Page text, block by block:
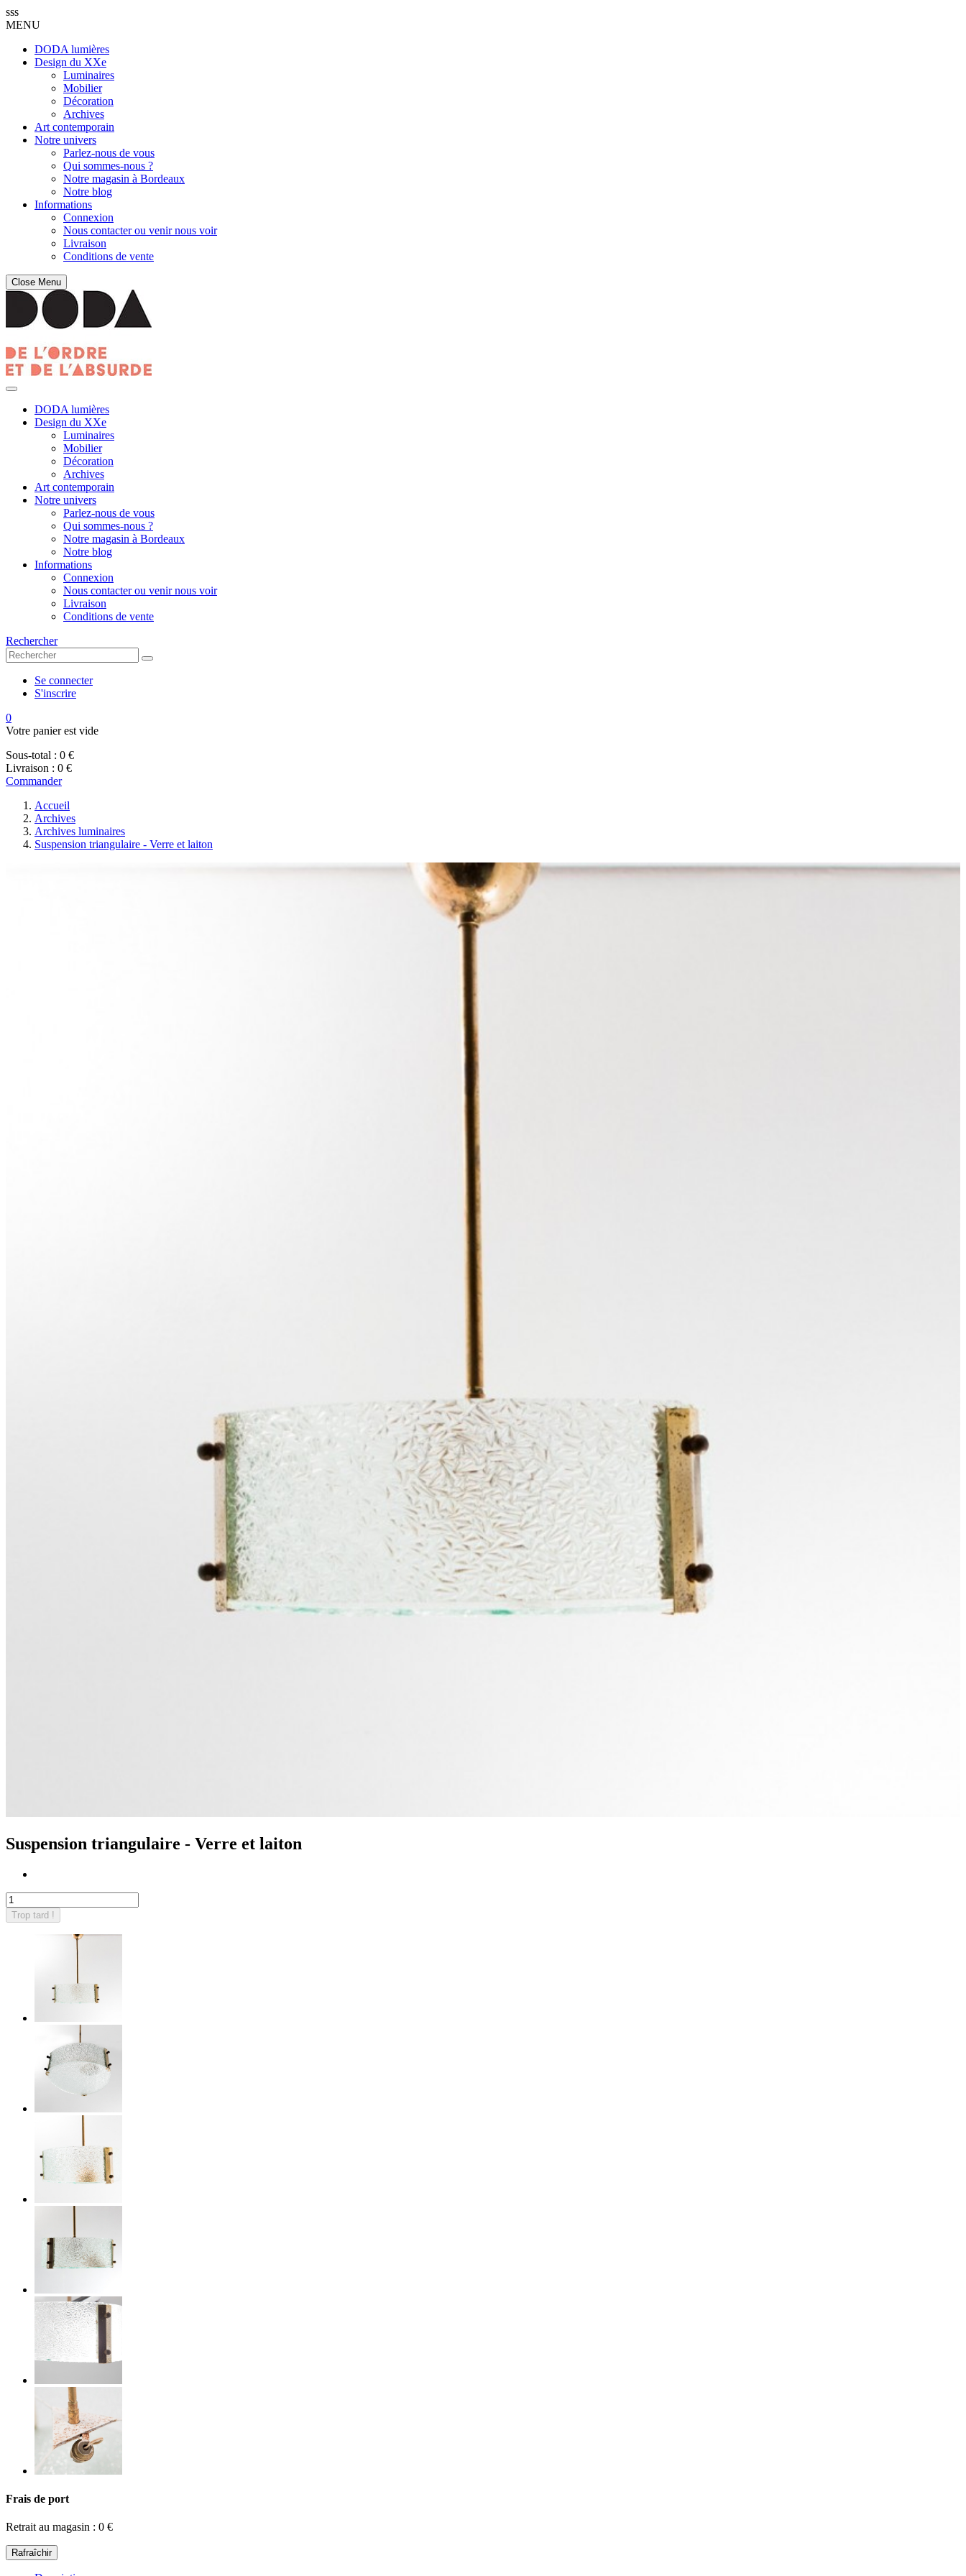
sss
MENU
DODA lumières
Design du XXe
Luminaires
Mobilier
Décoration
Archives
Art contemporain
Notre univers
Parlez-nous de vous
Qui sommes-nous ?
Notre magasin à Bordeaux
Notre blog
Informations
Connexion
Nous contacter ou venir nous voir
Livraison
Conditions de vente
Close Menu
DODA lumières
Design du XXe
Luminaires
Mobilier
Décoration
Archives
Art contemporain
Notre univers
Parlez-nous de vous
Qui sommes-nous ?
Notre magasin à Bordeaux
Notre blog
Informations
Connexion
Nous contacter ou venir nous voir
Livraison
Conditions de vente
Rechercher
Se connecter
S'inscrire
0
Votre panier est vide
Sous-total : 0 €
Livraison : 0 €
Commander
Accueil
Archives
Archives luminaires
Suspension triangulaire - Verre et laiton
Suspension triangulaire - Verre et laiton
Trop tard !
Frais de port
Retrait au magasin : 0 €